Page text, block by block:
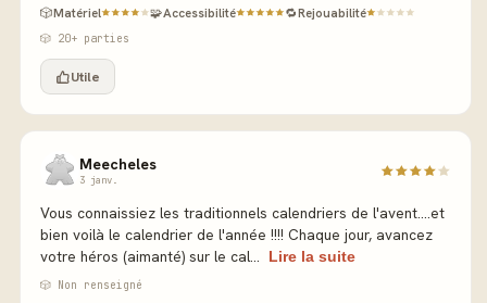
🎲Matériel 🧩Accessibilité 🔁Rejouabilité
🎲 20+ parties
Utile
Meecheles
3 janv.
Vous connaissiez les traditionnels calendriers de l'avent....et
bien voilà le calendrier de l'année !!!! Chaque jour, avancez
votre héros (aimanté) sur le cal...
Lire la suite
🎲 Non renseigné